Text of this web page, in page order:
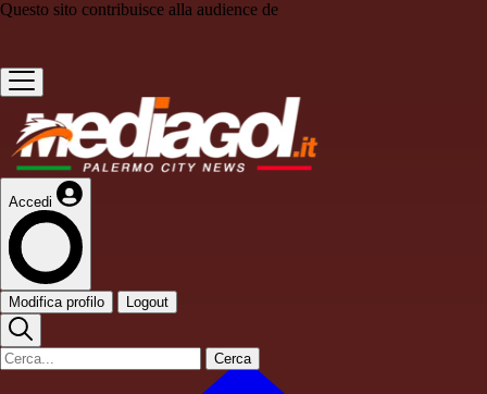
Questo sito contribuisce alla audience de
Accedi
Modifica profilo Logout
Cerca